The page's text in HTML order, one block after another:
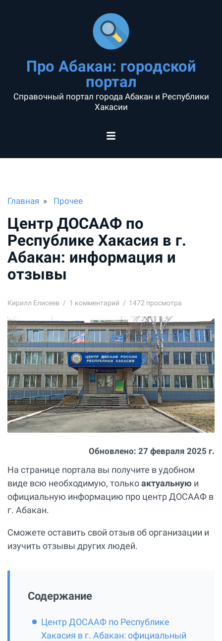
Про Абакан: городской
портал
Справочный портал города Абакан и Республики
Хакасии
Главная Прочее
Центр ДОСААФ по
Республике Хакасия в г.
Абакан: информация и
отзывы
Кирилл Елисеев 1 комментарий 1472 просмотра
Обновлено: 27 февраля 2025 г.
На странице портала вы получите в удобном
виде всю необходимую, толькоактуальную и
официальную информацию про центр ДОСААФ в
г. Абакан.
Сможете оставить свой отзыв об организации и
изучить отзывы других людей.
Содержание
Центр ДОСААФ по Республике
Хакасия в г. Абакан: официальный